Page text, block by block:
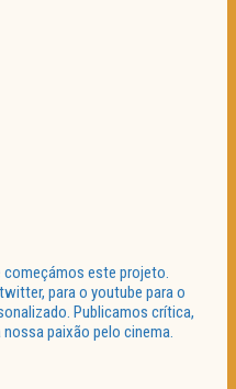
começámos este projeto.
para o youtube para o
Publicamos crítica,
paixão pelo cinema.